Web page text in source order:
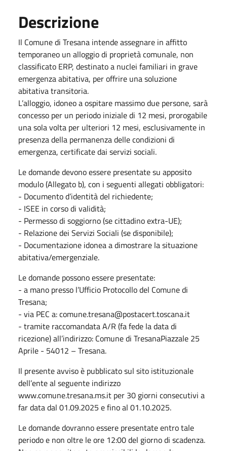
Descrizione
Il Comune di Tresana intende assegnare in affitto
temporaneo un alloggio di proprietà comunale, non
classificato ERP, destinato a nuclei familiari in grave
emergenza abitativa, per offrire una soluzione
abitativa transitoria.
L’alloggio, idoneo a ospitare massimo due persone, sarà
concesso per un periodo iniziale di 12 mesi, prorogabile
una sola volta per ulteriori 12 mesi, esclusivamente in
presenza della permanenza delle condizioni di
emergenza, certificate dai servizi sociali.
Le domande devono essere presentate su apposito
modulo (Allegato b), con i seguenti allegati obbligatori:
- Documento d’identità del richiedente;
- ISEE in corso di validità;
- Permesso di soggiorno (se cittadino extra-UE);
- Relazione dei Servizi Sociali (se disponibile);
- Documentazione idonea a dimostrare la situazione
abitativa/emergenziale.
Le domande possono essere presentate:
- a mano presso l’Ufficio Protocollo del Comune di
Tresana;
- via PEC a: comune.tresana@postacert.toscana.it
- tramite raccomandata A/R (fa fede la data di
ricezione) all’indirizzo: Comune di TresanaPiazzale 25
Aprile - 54012 – Tresana.
Il presente avviso è pubblicato sul sito istituzionale
dell’ente al seguente indirizzo
www.comune.tresana.ms.it per 30 giorni consecutivi a
far data dal 01.09.2025 e fino al 01.10.2025.
Le domande dovranno essere presentate entro tale
periodo e non oltre le ore 12:00 del giorno di scadenza.